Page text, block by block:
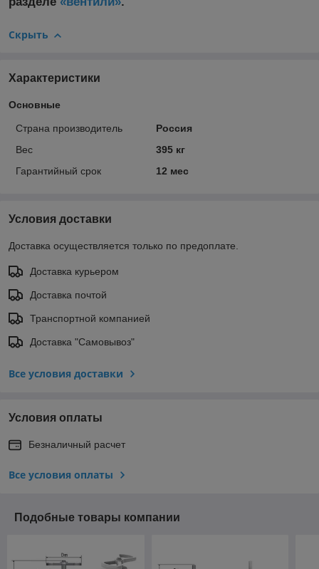
Скрыть
Характеристики
Основные
Страна производитель
Россия
Вес
395 кг
Гарантийный срок
12 мес
Условия доставки
Доставка осуществляется только по предоплате.
Доставка курьером
Доставка почтой
Транспортной компанией
Доставка "Самовывоз"
Все условия доставки
Условия оплаты
Безналичный расчет
Все условия оплаты
Подобные товары компании